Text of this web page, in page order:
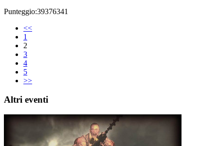
Punteggio:39376341
<<
1
2
3
4
5
>>
Altri eventi